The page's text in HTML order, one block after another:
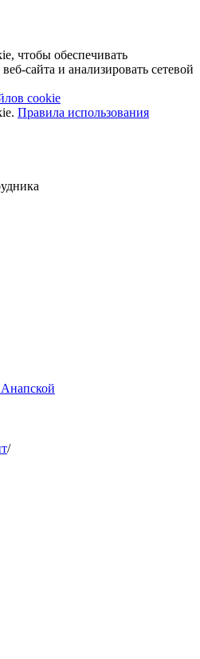
чтобы обеспечивать
сайта и анализировать сетевой
cookie
Правила использования
/